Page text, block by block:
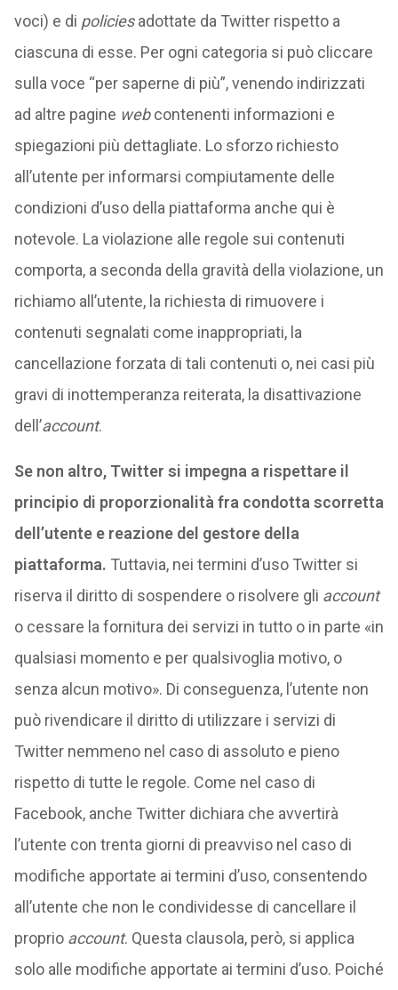
voci) e di policiesadottate da Twitter rispetto a
ciascuna di esse. Per ogni categoria si può cliccare
sulla voce “per saperne di più”, venendo indirizzati
ad altre pagine webcontenenti informazioni e
spiegazioni più dettagliate. Lo sforzo richiesto
all’utente per informarsi compiutamente delle
condizioni d’uso della piattaforma anche qui è
notevole. La violazione alle regole sui contenuti
comporta, a seconda della gravità della violazione, un
richiamo all’utente, la richiesta di rimuovere i
contenuti segnalati come inappropriati, la
cancellazione forzata di tali contenuti o, nei casi più
gravi di inottemperanza reiterata, la disattivazione
dell’account.
Se non altro, Twitter si impegna a rispettare il
principio di proporzionalità fra condotta scorretta
dell’utente e reazione del gestore della
piattaforma. Tuttavia, nei termini d’uso Twitter si
riserva il diritto di sospendere o risolvere gli account
o cessare la fornitura dei servizi in tutto o in parte «in
qualsiasi momento e per qualsivoglia motivo, o
senza alcun motivo». Di conseguenza, l’utente non
può rivendicare il diritto di utilizzare i servizi di
Twitter nemmeno nel caso di assoluto e pieno
rispetto di tutte le regole. Come nel caso di
Facebook, anche Twitter dichiara che avvertirà
l’utente con trenta giorni di preavviso nel caso di
modifiche apportate ai termini d’uso, consentendo
all’utente che non le condividesse di cancellare il
proprio account. Questa clausola, però, si applica
solo alle modifiche apportate ai termini d’uso. Poiché